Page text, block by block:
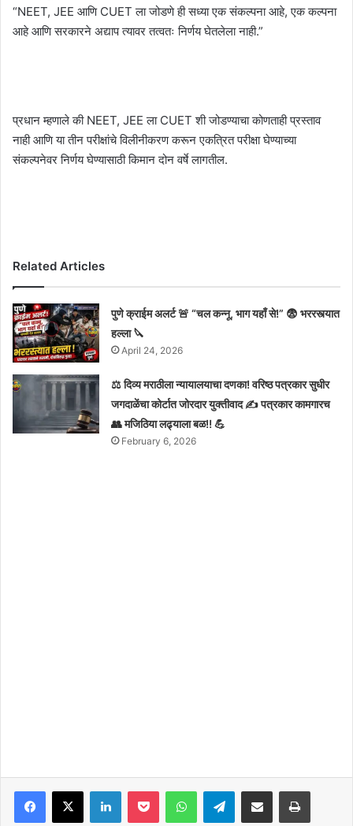
“NEET, JEE आणि CUET ला जोडणे ही सध्या एक संकल्पना आहे, एक कल्पना
आहे आणि सरकारने अद्याप त्यावर तत्वतः निर्णय घेतलेला नाही.”
प्रधान म्हणाले की NEET, JEE ला CUET शी जोडण्याचा कोणताही प्रस्ताव
नाही आणि या तीन परीक्षांचे विलीनीकरण करून एकत्रित परीक्षा घेण्याच्या
संकल्पनेवर निर्णय घेण्यासाठी किमान दोन वर्षे लागतील.
Related Articles
पुणे क्राईम अलर्ट 🚨 “चल कन्नू, भाग यहाँ से!” 😨 भररस्त्यात
हल्ला 🔪
April 24, 2026
⚖️ दिव्य मराठीला न्यायालयाचा दणका! वरिष्ठ पत्रकार सुधीर
जगदाळेंचा कोर्टात जोरदार युक्तीवाद ✍️ पत्रकार कामगारच
👥 मजिठिया लढ्याला बळ!! 💪
February 6, 2026
Facebook
X LinkedInPocket WhatsAppTelegramShare via Email Print